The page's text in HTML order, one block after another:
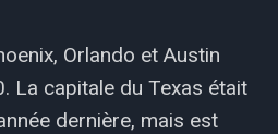
Orlando et Austin
La capitale du Texas était
dernière, mais est